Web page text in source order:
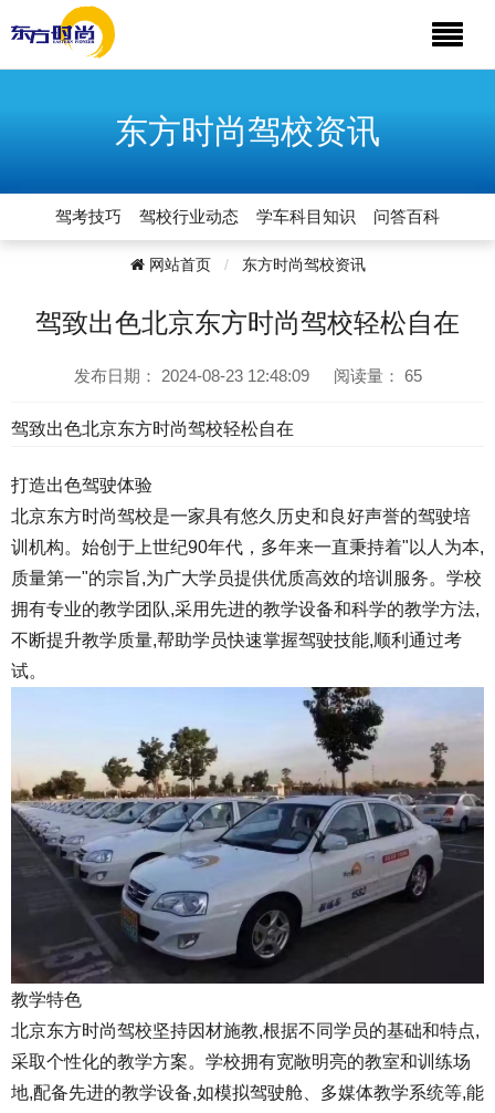
东方时尚驾校资讯
驾考技巧 驾校行业动态 学车科目知识 问答百科
网站首页 东方时尚驾校资讯
驾致出色北京东方时尚驾校轻松自在
发布日期： 2024-08-23 12:48:09 阅读量： 65
驾致出色北京东方时尚驾校轻松自在
打造出色驾驶体验
北京东方时尚驾校是一家具有悠久历史和良好声誉的驾驶培
训机构。始创于上世纪90年代，多年来一直秉持着"以人为本,
质量第一"的宗旨,为广大学员提供优质高效的培训服务。学校
拥有专业的教学团队,采用先进的教学设备和科学的教学方法,
不断提升教学质量,帮助学员快速掌握驾驶技能,顺利通过考
试。
教学特色
北京东方时尚驾校坚持因材施教,根据不同学员的基础和特点,
采取个性化的教学方案。学校拥有宽敞明亮的教室和训练场
地,配备先进的教学设备,如模拟驾驶舱、多媒体教学系统等,能